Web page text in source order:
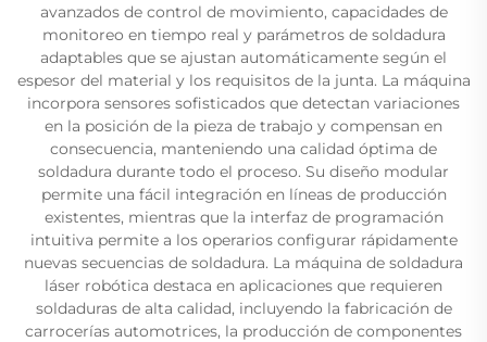
avanzados de control de movimiento, capacidades de
monitoreo en tiempo real y parámetros de soldadura
adaptables que se ajustan automáticamente según el
espesor del material y los requisitos de la junta. La máquina
incorpora sensores sofisticados que detectan variaciones
en la posición de la pieza de trabajo y compensan en
consecuencia, manteniendo una calidad óptima de
soldadura durante todo el proceso. Su diseño modular
permite una fácil integración en líneas de producción
existentes, mientras que la interfaz de programación
intuitiva permite a los operarios configurar rápidamente
nuevas secuencias de soldadura. La máquina de soldadura
láser robótica destaca en aplicaciones que requieren
soldaduras de alta calidad, incluyendo la fabricación de
carrocerías automotrices, la producción de componentes